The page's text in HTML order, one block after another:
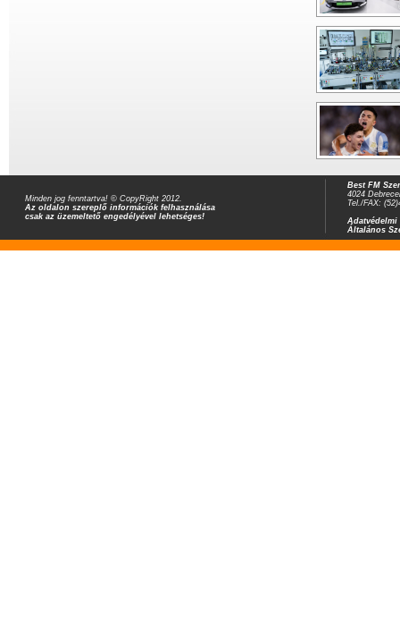
Minden jog fenntartva! © CopyRight 2012.
Az oldalon szereplő információk felhasználása
csak az üzemeltető engedélyével lehetséges!
Best FM
4024
Tel./FAX:
Adatvédelmi
Általános